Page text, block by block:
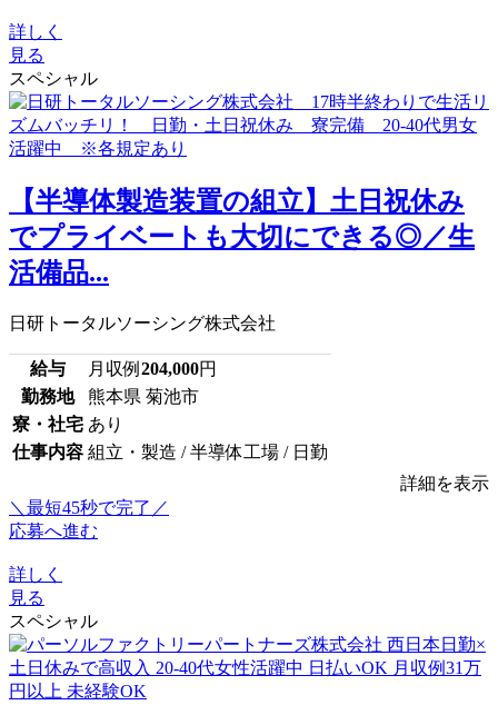
詳しく
見る
スペシャル
【半導体製造装置の組立】土日祝休み
でプライベートも大切にできる◎／生
活備品...
日研トータルソーシング株式会社
給与 月収例 204,000円
勤務地
熊本県 菊池市
寮・社宅 あり
仕事内容 組立・製造 / 半導体工場 / 日勤
詳細を表示
＼最短45秒で完了／
応募へ進む
詳しく
見る
スペシャル